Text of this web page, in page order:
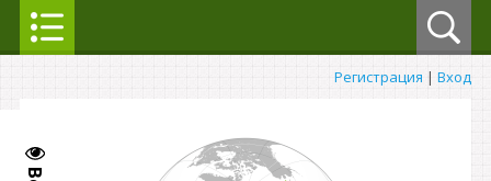
Регистрация | Вход